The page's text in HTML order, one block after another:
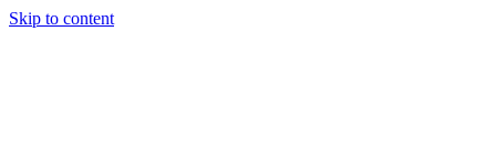
Skip to content